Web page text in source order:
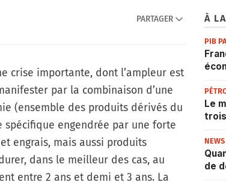
PARTAGER
crise importante, dont l’ampleur est
par la combinaison d’une
(ensemble des produits dérivés du
spécifique engendrée par une forte
engrais, mais aussi produits
dans le meilleur des cas, au
entre 2 ans et demi et 3 ans. La
À
PIB
Le
NEWS
de